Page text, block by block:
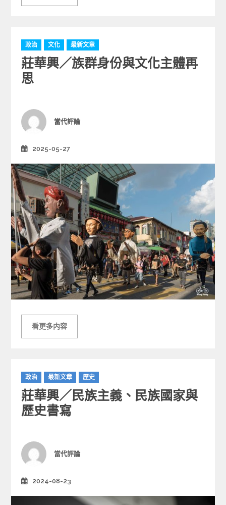
C
a
t
e
g
i
e
政治 文化 最新文章
莊華興／族群身份與文化主體再
思
Author
當代評論
2025-05-27
看更多内容
C
a
t
e
g
i
e
政治 最新文章 歷史
莊華興／民族主義、民族國家與
歷史書寫
Author
當代評論
2024-08-23